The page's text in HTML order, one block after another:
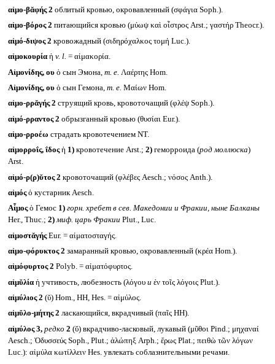
αἱμο-βᾰφής 2 облитый кровью, окровавленный (σφάγια Soph.).
αἱμο-βόρος 2 питающийся кровью (μύωψ καὶ οἶστρος Arst.; γαστήρ Theocr.).
αἱμό-διψος 2 кровожадный (σιδηρόχαλκος τομή Luc.).
αἱμοκουρία ἡ v. l. = αἱμακορία.
Αἰμονίδης, ουὁ сын Эмона, т. е. Λαέρτης Hom.
Αἱμονίδης, ουὁ сын Гемона,т. е. Μαίων Hom.
αἱμο-ρρᾰγής 2 струящий кровь, кровоточащий (φλέψ Soph.).
αἱμό-ρραντος 2 обрызганный кровью (θυσίαι Eur.).
αἱμο-ρροέω страдать кровотечением NT.
αἱμορροΐς, ΐδοςἡ 1)кровотечение Arst.; 2)геморроида (род моллюска)
Arst.
αἱμό-ρ(ρ)ῠτος 2 кровоточащий (φλέβες Aesch.; νόσος Anth.).
αἱμόςὁ кустарник Aesch.
Αἷμοςὁ Гемос 1) горн. хребет в сев. Македонии и Фракии, ныне Балканы
Her., Thuc.; 2) миф. царь Фракии Plut., Luc.
αἱμοστᾰγήςEur. = αἱματοσταγής.
αἱμο-φόρυκτος 2 замаранный кровью, окровавленный (κρέα Hom.).
αἱμόφυρτος 2 Polyb. = αἱματόφυρτος.
αἱμῠλία ἡ учтивость, любезность (λόγου и ἐν τοῖς λόγοις Plut.).
αἱμύλιος 2 (ῠ) Hom., HH, Hes. = αἱμύλος.
αἱμῠλο-μήτης 2 ласкающийся, вкрадчивый (παῖς HH).
αἱμύλος 3, редко 2 (ῠ) вкрадчиво-ласковый, лукавый (μῦθοι Pind.; μηχαναί
Aesch.; Ὀδυσσεύς Soph., Plut.; ἀλώπηξ Arph.; ἔρως Plat.; πειθὼ τῶν λόγων
Luc.): αἱμύλα κωτίλλειν Hes. увлекать соблазнительными речами.